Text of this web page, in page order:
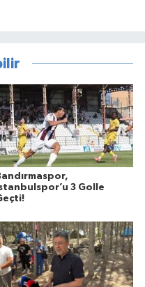
3 Golle